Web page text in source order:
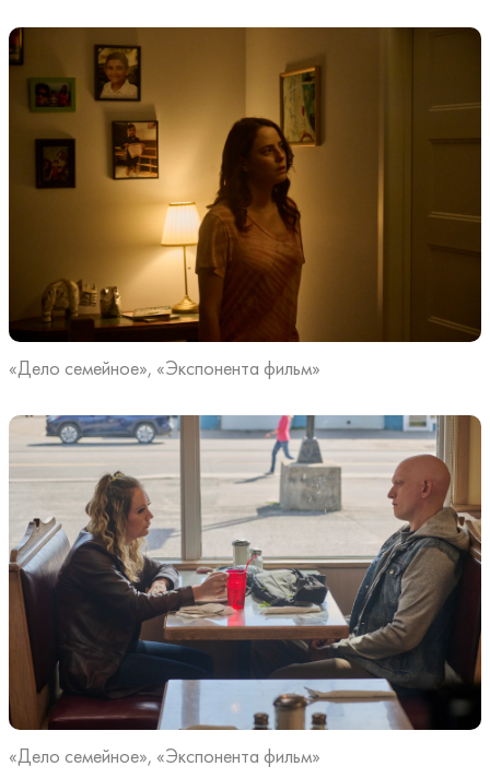
«Дело семейное», «Экспонента фильм»
«Дело семейное», «Экспонента фильм»